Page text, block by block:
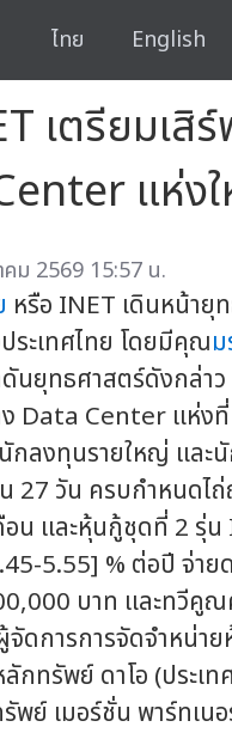
ไทย English
เตรียมเ
แห่ง
ม 2569 15:57 น.
หรือ INET เดินหน้า
ะเทศไทย โดยมีคุณ
ยุทธศาสตร์ดังกล่าว
Data Center แห่ง
ลงทุนรายใหญ่ และ
27 วัน ครบกำหนด
น และหุ้นกู้ชุดที่ 2 รุ่
5.55] % ต่อปี จ่าย
บาท และทวีคูณ
ดการการจัดจำหน่
กทรัพย์ ดาโอ (ประ
ย์ เมอร์ชั่น พาร์ทเน